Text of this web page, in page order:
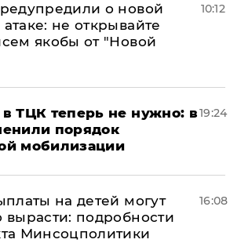
о новой
не открывайте
якобы от "Новой
10:12
ТЦК теперь не нужно: в
порядок
мобилизации
19:24
на детей могут
вырасти: подробности
Минсоцполитики
16:08